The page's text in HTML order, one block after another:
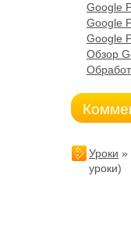
Google
Google
Google
Обзор
Уроки »
уроки)